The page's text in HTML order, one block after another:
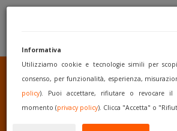
SEI UN
O UN
PUBBLICA
I TUOI MACCHINARI
INIZIA A VENDERE
Informativa
Utilizziamo cookie e tecnologie simili per
consenso, per funzionalità, esperienza,
policy). Puoi accettare, rifiutare o revocare il
momento (privacy policy). Clicca "Accetta" o